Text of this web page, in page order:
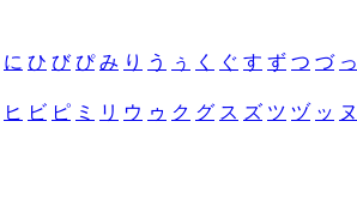
に ひ び ぴ み り う ぅ く ぐ す ず つ づ っ
ヒ ビ ピ ミ リ ウ ゥ ク グ ス ズ ツ ヅ ッ ヌ